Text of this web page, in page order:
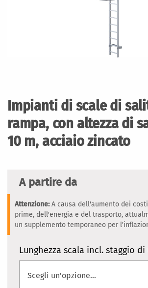
Impianti di scale di
rampa, con altezza di
10 m, acciaio zincato
A partire da
Attenzione:A causa dell'aumento dei
prime, dell'energia e del trasporto,
un supplemento temporaneo per
Lunghezza scala incl. staggio di
galleria
immagini